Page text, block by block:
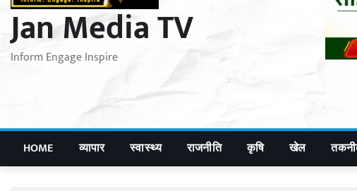
Jan Media TV
Inform Engage Inspire
HOME व्यापार स्वास्थ्य राजनीति कृषि खेल